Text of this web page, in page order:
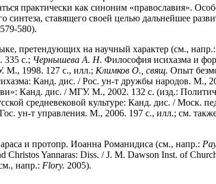
практически как синоним «православия».
ставящего своей целью дальнейшее
580).
претендующих на научный характер (см., напр.:
335 с.; Чернышева А. Н. Философия исихазма и
М., 1998. 127 с., илл.; Климков О., свящ. Опыт
Канд. дис. / Рос. ун-т дружбы народов. М.,
Канд. дис. / МГУ. М., 2002. 132 с. (изд.:
средневековой культуре: Канд. дис. / Моск.
ун-т управления. М., 2006. 197 с., илл.; см.
и протопр. Иоанна Романидиса (см., напр.:
Yannaras: Diss. / J. M. Dawson Inst. of
напр.: Flory. 2005).